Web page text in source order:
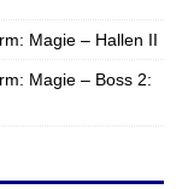
Magie – Hallen II
Magie – Boss 2: